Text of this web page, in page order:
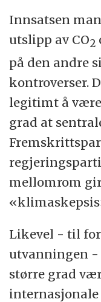
Innsatsen
utslipp av CO2
på den andre
kontroverser.
legitimt å
grad at
mellomrom
Likevel - til
utvanningen
større grad